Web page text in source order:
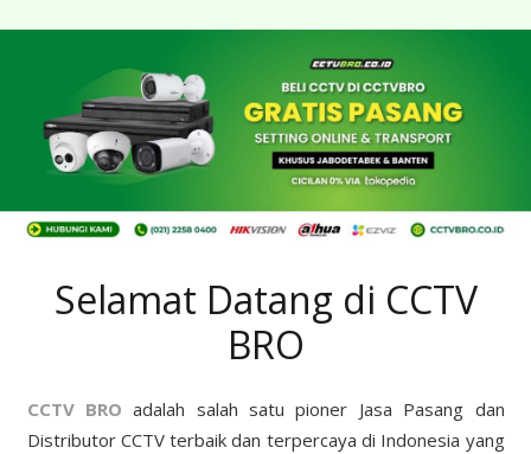
Selamat Datang di CCTV
BRO
CCTV BRO adalah salah satu pioner Jasa Pasang dan
Distributor CCTV terbaik dan terpercaya di Indonesia yang